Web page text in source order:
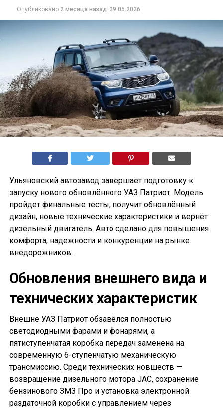
Опубликовано 2 месяца назад 29.05.2026
Ульяновский автозавод завершает подготовку к
запуску нового обновлённого УАЗ Патриот. Модель
пройдет финальные тесты, получит обновлённый
дизайн, новые технические характеристики и вернёт
дизельный двигатель. Авто сделано для повышения
комфорта, надежности и конкуренции на рынке
внедорожников.
Обновления внешнего вида и
технических характеристик
Внешне УАЗ Патриот обзавёлся полностью
светодиодными фарами и фонарями, а
пятиступенчатая коробка передач заменена на
современную 6-ступенчатую механическую
трансмиссию. Среди технических новшеств —
возвращение дизельного мотора JAC, сохранение
бензинового ЗМЗ Про и установка электронной
раздаточной коробки с управлением через